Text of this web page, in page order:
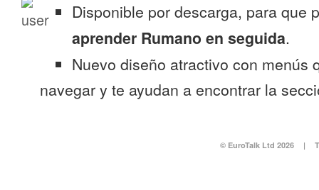
Disponible por descarga, para que
aprender Rumano en seguida.
Nuevo diseño atractivo con menús
navegar y te ayudan a encontrar la
© EuroTalk Ltd 2026 |